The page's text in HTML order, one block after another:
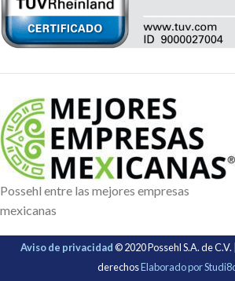
Possehl entre las mejores empresas
mexicanas
Aviso de privacidad© 2020 Possehl S.A. de
derechosElaborado por